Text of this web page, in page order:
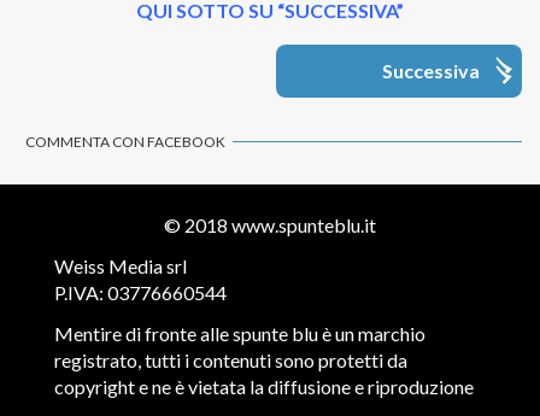
QUI SOTTO SU “SUCCESSIVA”
Successiva
COMMENTA CON FACEBOOK
© 2018 www.spunteblu.it
Weiss Media srl
P.IVA: 03776660544
Mentire di fronte alle spunte blu è un marchio
registrato, tutti i contenuti sono protetti da
copyright e ne è vietata la diffusione e riproduzione